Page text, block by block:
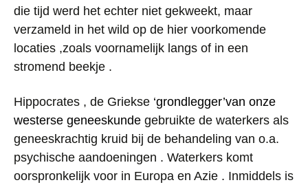
die tijd werd het echter niet gekweekt, maar
verzameld in het wild op de hier voorkomende
locaties ,zoals voornamelijk langs of in een
stromend beekje .
Hippocrates , de Griekse ‘grondlegger’van onze
westerse geneeskunde gebruikte de waterkers als
geneeskrachtig kruid bij de behandeling van o.a.
psychische aandoeningen . Waterkers komt
oorspronkelijk voor in Europa en Azie . Inmiddels is